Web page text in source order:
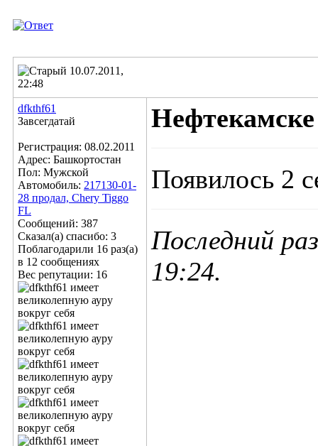
10.07.2011,
22:48
dfkthf61
Завсегдатай
Регистрация: 08.02.2011
Адрес: Башкортостан
Пол: Мужской
Автомобиль: 217130-01-
28 продал, Chery Tiggo
FL
Сообщений: 387
Сказал(а) спасибо: 3
Поблагодарили 16 раз(а)
в 12 сообщениях
Вес репутации: 16
Нефтекамске
Появилось 2
Последний
19:24.